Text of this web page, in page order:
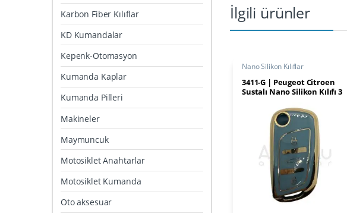
İlgili ürünler
Nano Silikon Kılıflar
3411-G | Peugeot Citroen
Sustalı Nano Silikon Kılıfı 3
Karbon Fiber Kılıflar
KD Kumandalar
Kepenk-Otomasyon
Kumanda Kaplar
Kumanda Pilleri
Makineler
Maymuncuk
Motosiklet Anahtarlar
Motosiklet Kumanda
Oto aksesuar